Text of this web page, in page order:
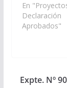
y Vivienda,
Presupuesto
Localidad de
En
Declaración
Aprobados"
Expte. Nº